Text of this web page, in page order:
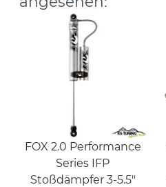
FOX 2.0 Performance
Series IFP
Stoßdämpfer 3-5.5"